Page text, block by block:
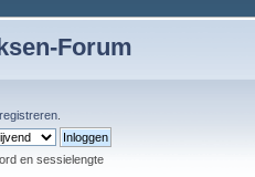
Forum
registreren
en sessielengte